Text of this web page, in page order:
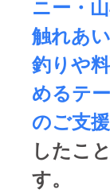
ニー・
触れあ
釣りや
めるテ
のご支援
したこ
す。